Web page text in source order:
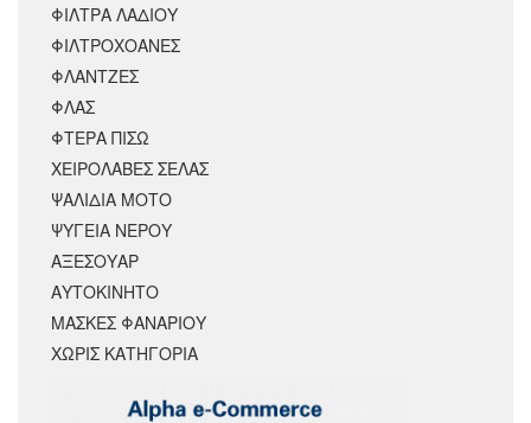
ΦΙΛΤΡΑ ΛΑΔΙΟΥ
ΦΙΛΤΡΟΧΟΑΝΕΣ
ΦΛΑΝΤΖΕΣ
ΦΛΑΣ
ΦΤΕΡΑ ΠΙΣΩ
ΧΕΙΡΟΛΑΒΕΣ ΣΕΛΑΣ
ΨΑΛΙΔΙΑ ΜΟΤΟ
ΨΥΓΕΙΑ ΝΕΡΟΥ
ΑΞΕΣΟΥΆΡ
ΑΥΤΟΚΙΝΗΤΟ
ΜΑΣΚΕΣ ΦΑΝΑΡΙΟΥ
ΧΩΡΊΣ ΚΑΤΗΓΟΡΊΑ